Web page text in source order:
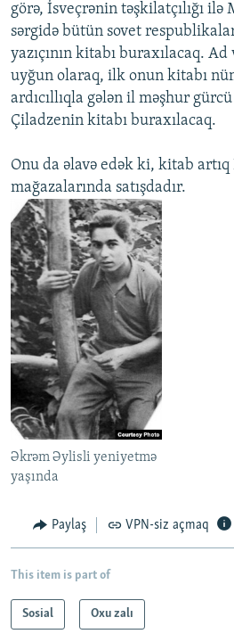
görə, İsveçrənin təşkilatçılığı
sərgidə bütün sovet
yazıçının kitabı buraxılacaq. Ad
uyğun olaraq, ilk onun kitabı
ardıcıllıqla gələn il məşhur gürcü
Çiladzenin kitabı buraxılacaq.
Onu da əlavə edək ki, kitab
mağazalarında satışdadır.
Əkrəm Əylisli yeniyetmə
yaşında
Paylaş VPN-siz açmaq
This item is part of
Sosial Oxu zalı